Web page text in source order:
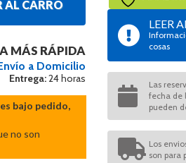
AL CARRO
MÁS RÁPIDA
a Domicilio
Entrega:24 horas
bajo pedido,
no son
LEER
cosas
Las
fecha de
pueden
Los
son para